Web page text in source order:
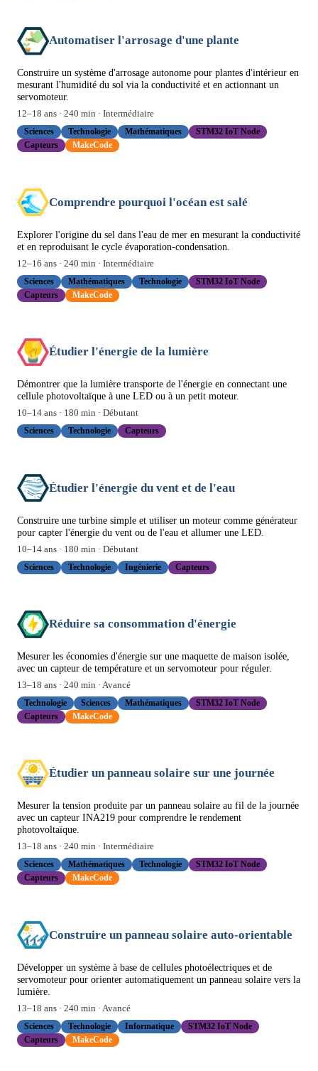
Automatiser l'arrosage d'une plante
Construire un système d'arrosage autonome pour plantes d'intérieur en
mesurant l'humidité du sol via la conductivité et en actionnant un
servomoteur.
12–18 ans · 240 min · Intermédiaire
Sciences
Technologie Mathématiques
STM32 IoT Node
Capteurs
MakeCode
Comprendre pourquoi l'océan est salé
Explorer l'origine du sel dans l'eau de mer en mesurant la conductivité
et en reproduisant le cycle évaporation-condensation.
12–16 ans · 240 min · Intermédiaire
Sciences
Mathématiques Technologie
STM32 IoT Node
Capteurs
MakeCode
Étudier l'énergie de la lumière
Démontrer que la lumière transporte de l'énergie en connectant une
cellule photovoltaïque à une LED ou à un petit moteur.
10–14 ans · 180 min · Débutant
Sciences
Technologie Capteurs
Étudier l'énergie du vent et de l'eau
Construire une turbine simple et utiliser un moteur comme générateur
pour capter l'énergie du vent ou de l'eau et allumer une LED.
10–14 ans · 180 min · Débutant
Sciences
Technologie Ingénierie Capteurs
Réduire sa consommation d'énergie
Mesurer les économies d'énergie sur une maquette de maison isolée,
avec un capteur de température et un servomoteur pour réguler.
13–18 ans · 240 min · Avancé
Technologie
Sciences Mathématiques
STM32 IoT Node
Capteurs
MakeCode
Étudier un panneau solaire sur une journée
Mesurer la tension produite par un panneau solaire au fil de la journée
avec un capteur INA219 pour comprendre le rendement
photovoltaïque.
13–18 ans · 240 min · Intermédiaire
Sciences
Mathématiques Technologie
STM32 IoT Node
Capteurs
MakeCode
Construire un panneau solaire auto-orientable
Développer un système à base de cellules photoélectriques et de
servomoteur pour orienter automatiquement un panneau solaire vers la
lumière.
13–18 ans · 240 min · Avancé
Sciences
Technologie Informatique
STM32 IoT Node
Capteurs
MakeCode